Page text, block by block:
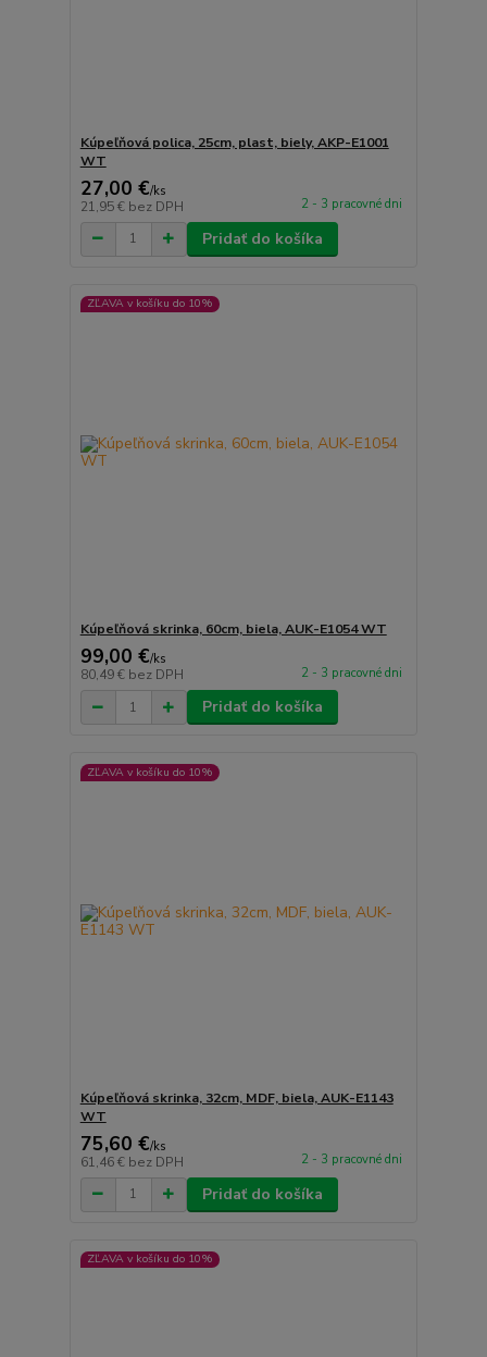
Kúpeľňová polica, 25cm, plast, biely, AKP-E1001
WT
27,00 €/ks
21,95 € bez DPH 2 - 3 pracovné dni
Pridať do košíka
ZĽAVA v košíku do 10%
Kúpeľňová skrinka, 60cm, biela, AUK-E1054 WT
99,00 €/ks
80,49 € bez DPH 2 - 3 pracovné dni
Pridať do košíka
ZĽAVA v košíku do 10%
Kúpeľňová skrinka, 32cm, MDF, biela, AUK-E1143
WT
75,60 €/ks
61,46 € bez DPH 2 - 3 pracovné dni
Pridať do košíka
ZĽAVA v košíku do 10%